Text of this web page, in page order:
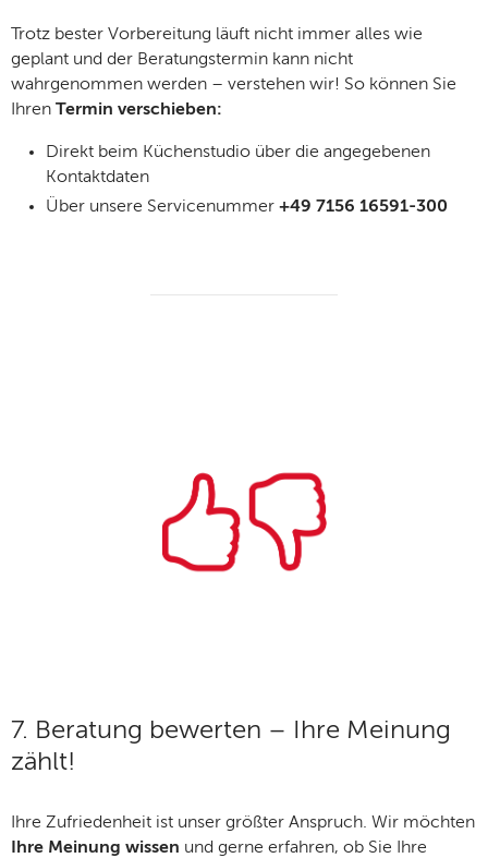
Trotz bester Vorbereitung läuft nicht immer alles wie
geplant und der Beratungstermin kann nicht
wahrgenommen werden – verstehen wir! So können Sie
Ihren Termin verschieben:
Direkt beim Küchenstudio über die angegebenen
Kontaktdaten
Über unsere Servicenummer +49 7156 16591-300
7. Beratung bewerten – Ihre Meinung
zählt!
Ihre Zufriedenheit ist unser größter Anspruch. Wir möchten
Ihre Meinung wissen und gerne erfahren, ob Sie Ihre